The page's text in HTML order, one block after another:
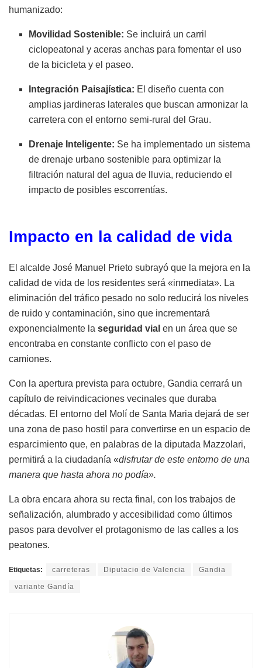
humanizado:
Movilidad Sostenible: Se incluirá un carril
ciclopeatonal y aceras anchas para fomentar el uso
de la bicicleta y el paseo.
Integración Paisajística: El diseño cuenta con
amplias jardineras laterales que buscan armonizar la
carretera con el entorno semi-rural del Grau.
Drenaje Inteligente: Se ha implementado un sistema
de drenaje urbano sostenible para optimizar la
filtración natural del agua de lluvia, reduciendo el
impacto de posibles escorrentías.
Impacto en la calidad de vida
El alcalde José Manuel Prieto subrayó que la mejora en la
calidad de vida de los residentes será «inmediata». La
eliminación del tráfico pesado no solo reducirá los niveles
de ruido y contaminación, sino que incrementará
exponencialmente la seguridad vial en un área que se
encontraba en constante conflicto con el paso de
camiones.
Con la apertura prevista para octubre, Gandia cerrará un
capítulo de reivindicaciones vecinales que duraba
décadas. El entorno del Molí de Santa Maria dejará de ser
una zona de paso hostil para convertirse en un espacio de
esparcimiento que, en palabras de la diputada Mazzolari,
permitirá a la ciudadanía «disfrutar de este entorno de una
manera que hasta ahora no podía».
La obra encara ahora su recta final, con los trabajos de
señalización, alumbrado y accesibilidad como últimos
pasos para devolver el protagonismo de las calles a los
peatones.
Etiquetas: carreteras Diputacio de Valencia Gandia
variante Gandía